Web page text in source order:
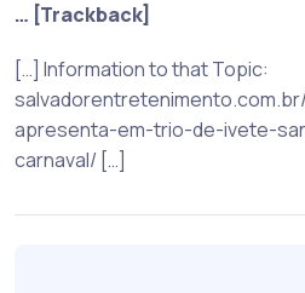
… [Trackback]
[…] Information to that Topic:
apresenta-em-trio-de-ivete-
carnaval/ […]